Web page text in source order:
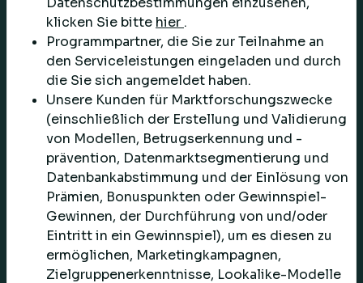
klicken Sie bitte hier .
Programmpartner, die Sie zur Teilnahme an
den Serviceleistungen eingeladen und durch
die Sie sich angemeldet haben.
Unsere Kunden für Marktforschungszwecke
(einschließlich der Erstellung und Validierung
von Modellen, Betrugserkennung und -
prävention, Datenmarktsegmentierung und
Datenbankabstimmung und der Einlösung von
Prämien, Bonuspunkten oder Gewinnspiel-
Gewinnen, der Durchführung von und/oder
Eintritt in ein Gewinnspiel), um es diesen zu
ermöglichen, Marketingkampagnen,
Zielgruppenerkenntnisse, Lookalike-Modelle